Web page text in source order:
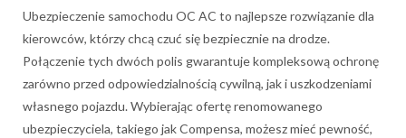
Ubezpieczenie samochodu OC AC to najlepsze rozwiązanie dla
kierowców, którzy chcą czuć się bezpiecznie na drodze.
Połączenie tych dwóch polis gwarantuje kompleksową ochronę
zarówno przed odpowiedzialnością cywilną, jak i uszkodzeniami
własnego pojazdu. Wybierając ofertę renomowanego
ubezpieczyciela, takiego jak Compensa, możesz mieć pewność,